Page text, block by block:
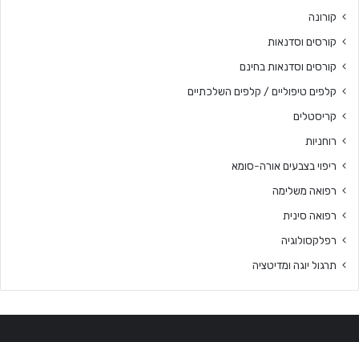
קורונה
קורסים וסדנאות
קורסים וסדנאות בחינם
קלפים טיפוליים / קלפים השלכתיים
קריסטלים
רוחניות
ריפוי בצבעים אורה-סומא
רפואה משלימה
רפואה סינית
רפלקסולוגיה
תרגול יוגה ומדיטציה